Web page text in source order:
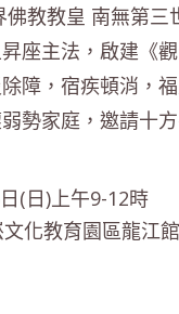
教教皇 南無第
座主法，啟建《
障，宿疾頓消，
勢家庭，邀請十
(日)上午9-12時
化教育園區龍江